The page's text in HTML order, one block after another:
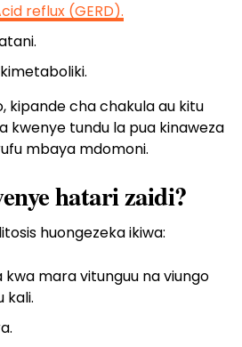
reflux (GERD).
kipande cha chakula au kitu
kwenye tundu la pua kinaweza
mbaya mdomoni.
hatari zaidi?
huongezeka ikiwa:
kwa mara vitunguu na viungo
kali.